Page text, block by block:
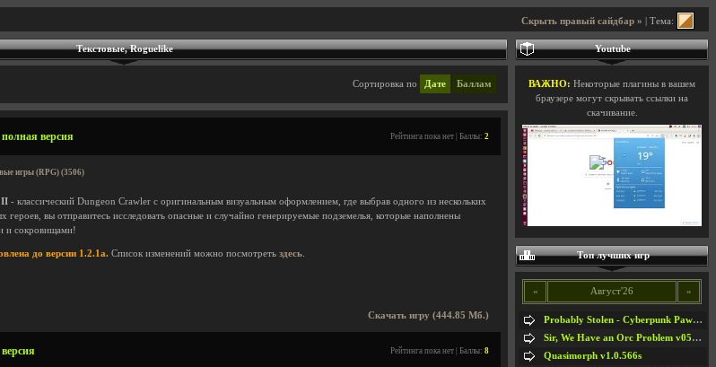
Скрыть правый сайдбар » | Тема:
Текстовые, Roguelike
Сортировка по Дате Баллам
версия Рейтинга пока нет | Баллы: 2
игры (RPG) (3506)
II - классический Dungeon Crawler с оригинальным визуальным оформлением, где выбрав одного из нескольких
героев, вы отправитесь исследовать опасные и случайно генерируемые подземелья, которые наполнены
и сокровищами!
до версии 1.2.1a. Список изменений можно посмотреть здесь
Скачать игру (444.85 Мб.)
Рейтинга пока нет | Баллы: 8
Youtube
ВАЖНО: Некоторые плагины в вашем
браузере могут скрывать ссылки на
скачивание.
Топ лучших игр
« Август'26 »
Probably Stolen - Cyberpunk Pawnshop Simulator v048c [Playtest]
Sir, We Have an Orc Problem v05.08.2026
Quasimorph v1.0.566s